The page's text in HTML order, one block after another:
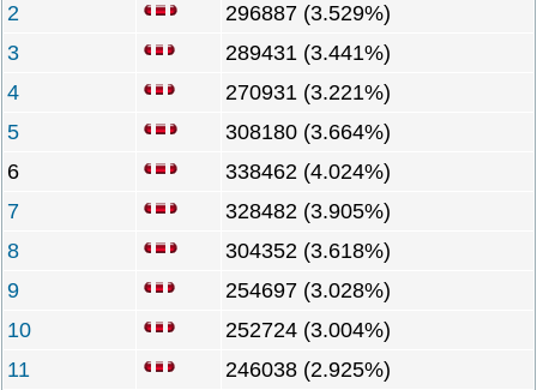
2
296887 (3.529%)
3
289431 (3.441%)
4
270931 (3.221%)
5
308180 (3.664%)
6
338462 (4.024%)
7
328482 (3.905%)
8
304352 (3.618%)
9
254697 (3.028%)
10
252724 (3.004%)
11
246038 (2.925%)